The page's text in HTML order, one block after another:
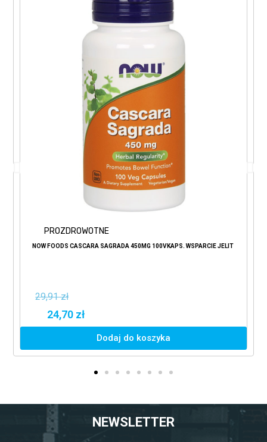
PROZDROWOTNE
NOW FOODS CASCARA SAGRADA 450MG 100VKAPS. WSPARCIE JELIT
29,91 zł
24,70 zł
Dodaj do koszyka
NEWSLETTER